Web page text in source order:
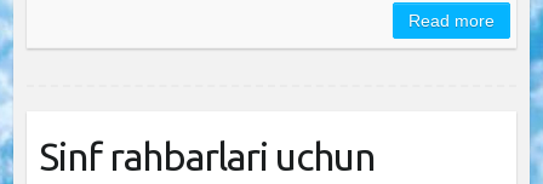
Read more
Sinf rahbarlari uchun